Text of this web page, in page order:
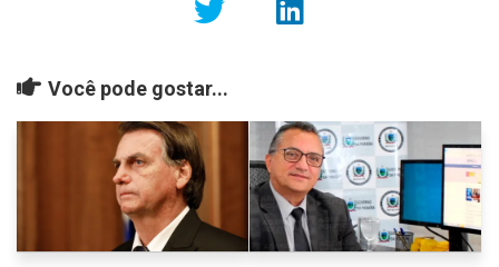
Você pode gostar...